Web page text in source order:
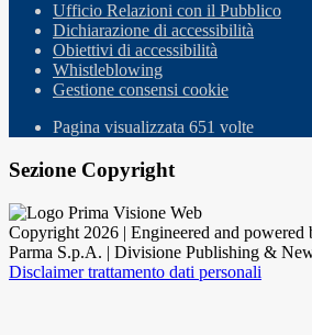
Ufficio Relazioni con il Pubblico
Dichiarazione di accessibilità
Obiettivi di accessibilità
Whistleblowing
Gestione consensi cookie
Pagina visualizzata 651 volte
Sezione Copyright
Copyright 2026 | Engineered and powered
Parma S.p.A. | Divisione Publishing &
Disclaimer trattamento dati personali